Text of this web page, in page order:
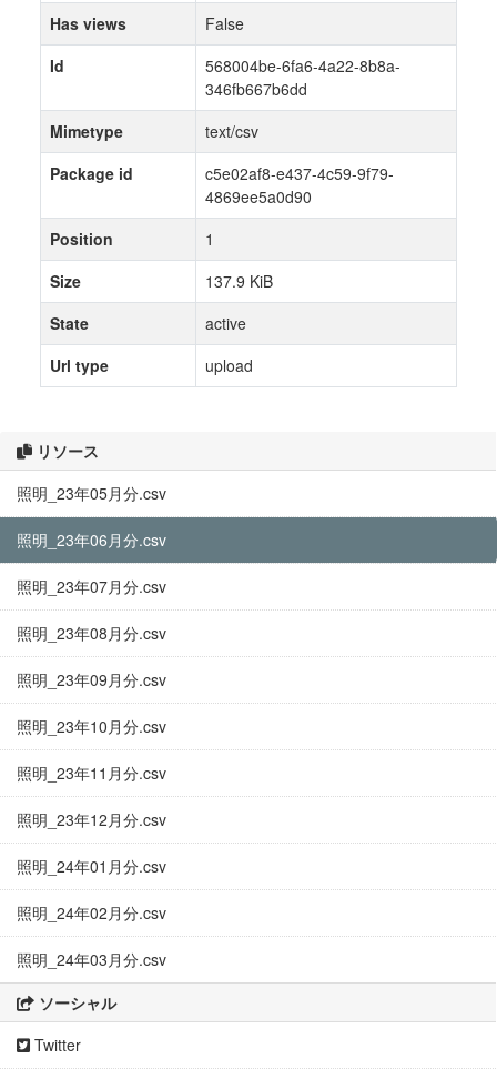
リソース
照明_23年05月分.csv
照明_23年06月分.csv
照明_23年07月分.csv
照明_23年08月分.csv
照明_23年09月分.csv
照明_23年10月分.csv
照明_23年11月分.csv
照明_23年12月分.csv
照明_24年01月分.csv
照明_24年02月分.csv
照明_24年03月分.csv
ソーシャル
Twitter
Has views
False
Id
568004be-6fa6-4a22-8b8a-
346fb667b6dd
Mimetype
text/csv
Package id
c5e02af8-e437-4c59-9f79-
4869ee5a0d90
Position
1
Size
137.9 KiB
State
active
Url type
upload